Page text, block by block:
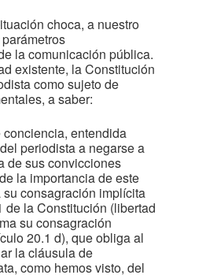
choca, a nuestro
la comunicación pública.
existente, la Constitución
como sujeto de
a saber:
entendida
periodista a negarse a
de sus convicciones
la importancia de este
consagración implícita
de la Constitución (libertad
su consagración
20.1 d), que obliga al
la cláusula de
como hemos visto, del